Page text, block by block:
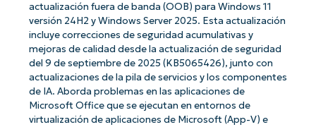
actualización fuera de banda (OOB) para Windows 11
versión 24H2 y Windows Server 2025. Esta actualización
incluye correcciones de seguridad acumulativas y
mejoras de calidad desde la actualización de seguridad
del 9 de septiembre de 2025 (KB5065426), junto con
actualizaciones de la pila de servicios y los componentes
de IA. Aborda problemas en las aplicaciones de
Microsoft Office que se ejecutan en entornos de
virtualización de aplicaciones de Microsoft (App-V) e